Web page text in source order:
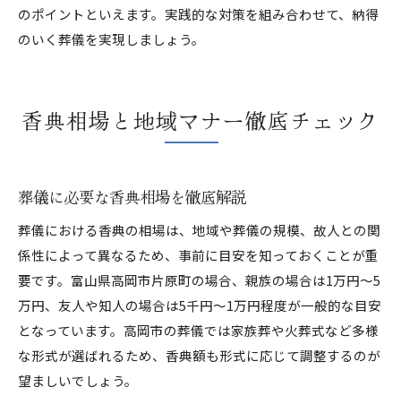
のポイントといえます。実践的な対策を組み合わせて、納得
のいく葬儀を実現しましょう。
香典相場と地域マナー徹底チェック
葬儀に必要な香典相場を徹底解説
葬儀における香典の相場は、地域や葬儀の規模、故人との関
係性によって異なるため、事前に目安を知っておくことが重
要です。富山県高岡市片原町の場合、親族の場合は1万円〜5
万円、友人や知人の場合は5千円〜1万円程度が一般的な目安
となっています。高岡市の葬儀では家族葬や火葬式など多様
な形式が選ばれるため、香典額も形式に応じて調整するのが
望ましいでしょう。